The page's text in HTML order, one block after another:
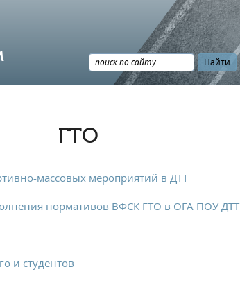
ГТО
массовых мероприятий в ДТТ
нормативов ВФСК ГТО в ОГА ПОУ ДТТ
и студентов